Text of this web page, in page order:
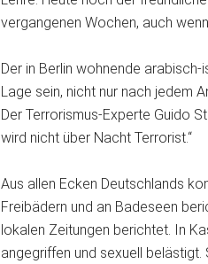
vergangenen Wochen, auch
Der in Berlin wohnende
Lage sein, nicht nur nach jedem
Der Terrorismus-Experte Guido
wird nicht über Nacht Terrorist.“
Aus allen Ecken Deutschlands
Freibädern und an Badeseen
lokalen Zeitungen berichtet. In
angegriffen und sexuell